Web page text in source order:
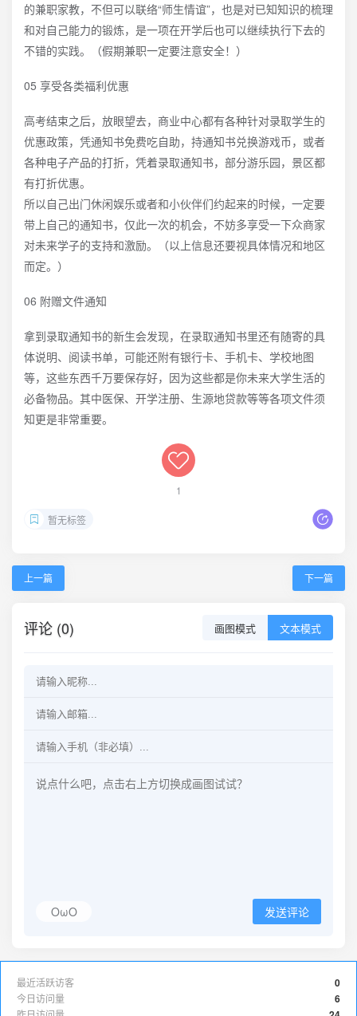
的兼职家教，不但可以联络“师生情谊”，也是对已知知识的梳理
和对自己能力的锻炼，是一项在开学后也可以继续执行下去的
不错的实践。（假期兼职一定要注意安全！）
05 享受各类福利优惠
高考结束之后，放眼望去，商业中心都有各种针对录取学生的
优惠政策，凭通知书免费吃自助，持通知书兑换游戏币，或者
各种电子产品的打折，凭着录取通知书，部分游乐园，景区都
有打折优惠。
所以自己出门休闲娱乐或者和小伙伴们约起来的时候，一定要
带上自己的通知书，仅此一次的机会，不妨多享受一下众商家
对未来学子的支持和激励。（以上信息还要视具体情况和地区
而定。）
06 附赠文件通知
拿到录取通知书的新生会发现，在录取通知书里还有随寄的具
体说明、阅读书单，可能还附有银行卡、手机卡、学校地图
等，这些东西千万要保存好，因为这些都是你未来大学生活的
必备物品。其中医保、开学注册、生源地贷款等等各项文件须
知更是非常重要。
1
暂无标签
上一篇 下一篇
评论 (0) 画图模式 文本模式
OωO 发送评论
0
最近活跃访客
6
今日访问量